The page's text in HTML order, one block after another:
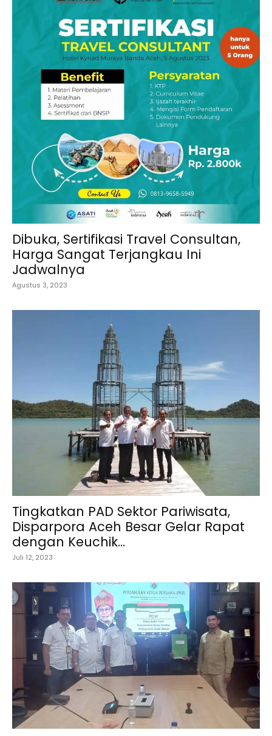
Dibuka, Sertifikasi Travel Consultan,
Harga Sangat Terjangkau Ini
Jadwalnya
Agustus 3, 2023
Tingkatkan PAD Sektor Pariwisata,
Disparpora Aceh Besar Gelar Rapat
dengan Keuchik...
Juli 12, 2023